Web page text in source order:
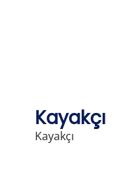
Kayakçı
Kayakçı